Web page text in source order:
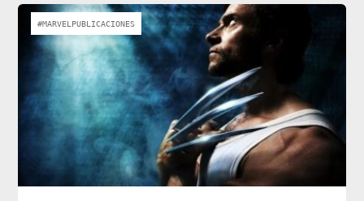
#MARVELPUBLICACIONES